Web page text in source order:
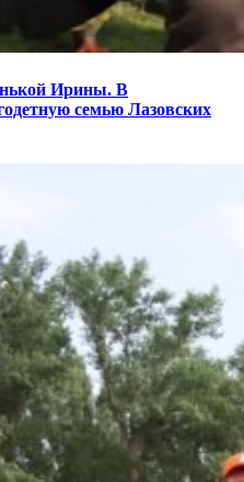
Ирины. В
семью Лазовских